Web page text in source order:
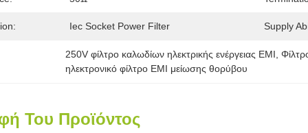
Iec Socket Power Filter Supply
250V φίλτρο καλωδίων ηλεκτρικής ενέργειας EMI ,
ηλεκτρονικό φίλτρο EMI μείωσης θορύβου
Του Προϊόντος